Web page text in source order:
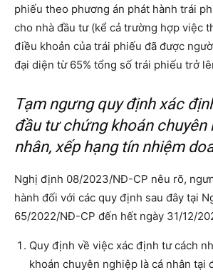
phiếu theo phương án phát hành trái
cho nhà đầu tư (kể cả trường hợp việc
điều khoản của trái phiếu đã được
đại diện từ 65% tổng số trái phiếu trở
Tạm ngưng quy định xác
đầu tư chứng khoán chuyên
nhân, xếp hạng tín nhiệm
Nghị định 08/2023/NĐ-CP nêu rõ,
hành đối với các quy định sau đây tại
65/2022/NĐ-CP đến hết ngày 31/12/
Quy định về việc xác định tư cách
khoán chuyên nghiệp là cá nhân tại